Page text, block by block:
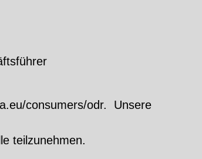
consumers/odr. Unsere
teilzunehmen.